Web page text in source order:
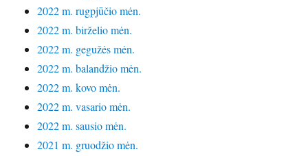
2022 m. rugpjūčio mėn.
2022 m. birželio mėn.
2022 m. gegužės mėn.
2022 m. balandžio mėn.
2022 m. kovo mėn.
2022 m. vasario mėn.
2022 m. sausio mėn.
2021 m. gruodžio mėn.